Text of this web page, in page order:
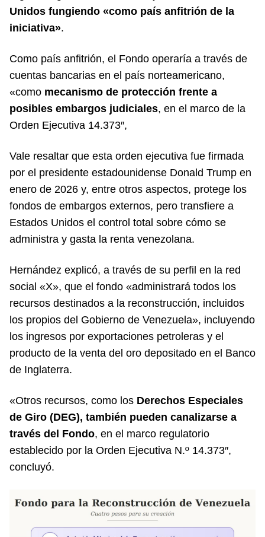
Unidos fungiendo «como país anfitrión de la
iniciativa».
Como país anfitrión, el Fondo operaría a través de
cuentas bancarias en el país norteamericano,
«como mecanismo de protección frente a
posibles embargos judiciales, en el marco de la
Orden Ejecutiva 14.373″,
Vale resaltar que esta orden ejecutiva fue firmada
por el presidente estadounidense Donald Trump en
enero de 2026 y, entre otros aspectos, protege los
fondos de embargos externos, pero transfiere a
Estados Unidos el control total sobre cómo se
administra y gasta la renta venezolana.
Hernández explicó, a través de su perfil en la red
social «X», que el fondo «administrará todos los
recursos destinados a la reconstrucción, incluidos
los propios del Gobierno de Venezuela», incluyendo
los ingresos por exportaciones petroleras y el
producto de la venta del oro depositado en el Banco
de Inglaterra.
«Otros recursos, como los Derechos Especiales
de Giro (DEG), también pueden canalizarse a
través del Fondo, en el marco regulatorio
establecido por la Orden Ejecutiva N.º 14.373″,
concluyó.